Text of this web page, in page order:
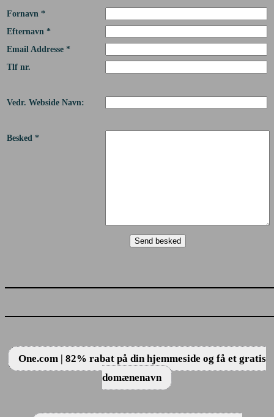
Fornavn *
Efternavn *
Email Addresse *
Tlf nr.
Vedr. Webside Navn:
Besked *
One.com | 82% rabat på din hjemmeside og få et gratis
domænenavn